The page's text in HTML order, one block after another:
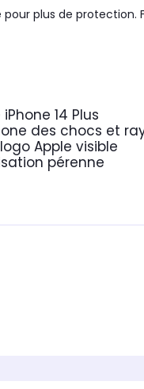
plus de protection.
14 Plus
des chocs et
Apple visible
pérenne